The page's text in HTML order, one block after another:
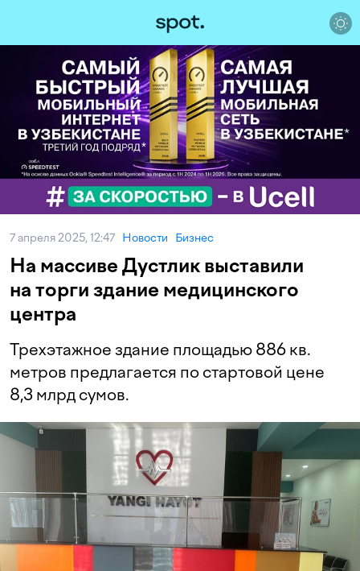
7 апреля 2025, 12:47 Новости Бизнес
На массиве Дустлик выставили
на торги здание медицинского
центра
Трехэтажное здание площадью 886 кв.
метров предлагается по стартовой цене
8,3 млрд сумов.